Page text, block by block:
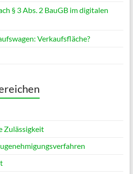
§ 3 Abs. 2 BauGB im digitalen
Verkaufsfläche?
Zulässigkeit